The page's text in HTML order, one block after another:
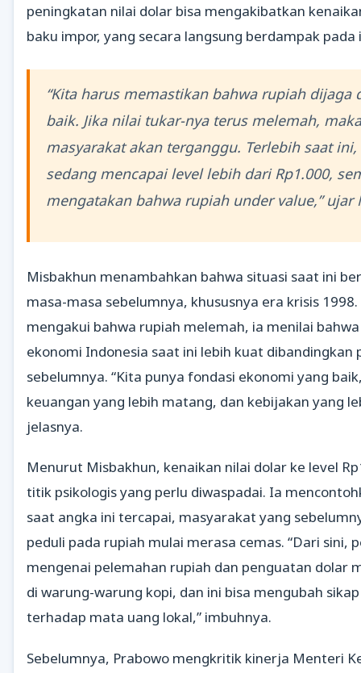
peningkatan nilai dolar bisa mengakibatkan
baku impor, yang secara langsung berdampak pada
“Kita harus memastikan bahwa rupiah dijaga
baik. Jika nilai tukar-nya terus melemah,
masyarakat akan terganggu. Terlebih saat
sedang mencapai level lebih dari Rp1.000,
mengatakan bahwa rupiah under value,” ujar
Misbakhun menambahkan bahwa situasi saat ini
masa-masa sebelumnya, khususnya era krisis
mengakui bahwa rupiah melemah, ia menilai
ekonomi Indonesia saat ini lebih kuat dibandingkan
sebelumnya. “Kita punya fondasi ekonomi yang
keuangan yang lebih matang, dan kebijakan yang
jelasnya.
Menurut Misbakhun, kenaikan nilai dolar ke level
titik psikologis yang perlu diwaspadai. Ia
saat angka ini tercapai, masyarakat yang
peduli pada rupiah mulai merasa cemas. “Dari sini,
mengenai pelemahan rupiah dan penguatan dolar
di warung-warung kopi, dan ini bisa mengubah
terhadap mata uang lokal,” imbuhnya.
Sebelumnya, Prabowo mengkritik kinerja Menteri